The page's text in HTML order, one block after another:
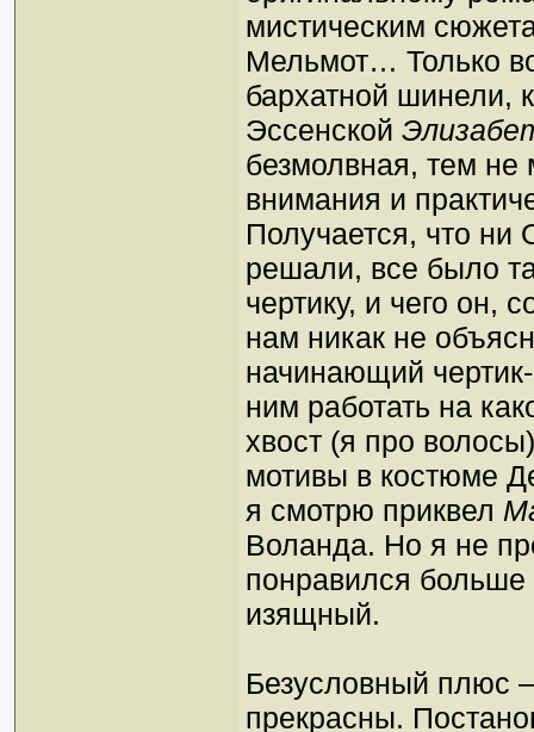
мистическим
Мельмот… Только
бархатной шинели,
Эссенской
безмолвная, тем не
внимания и
Получается, что ни
решали, все было
чертику, и чего он,
нам никак не
начинающий
ним работать на
хвост (я про
мотивы в костюме
я смотрю приквел
Воланда. Но я не
понравился больше
изящный.
Безусловный плюс
прекрасны.